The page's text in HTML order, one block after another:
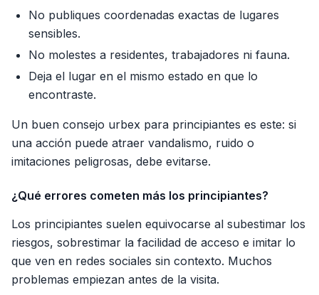
No publiques coordenadas exactas de lugares
sensibles.
No molestes a residentes, trabajadores ni fauna.
Deja el lugar en el mismo estado en que lo
encontraste.
Un buen consejo urbex para principiantes es este: si
una acción puede atraer vandalismo, ruido o
imitaciones peligrosas, debe evitarse.
¿Qué errores cometen más los principiantes?
Los principiantes suelen equivocarse al subestimar los
riesgos, sobrestimar la facilidad de acceso e imitar lo
que ven en redes sociales sin contexto. Muchos
problemas empiezan antes de la visita.